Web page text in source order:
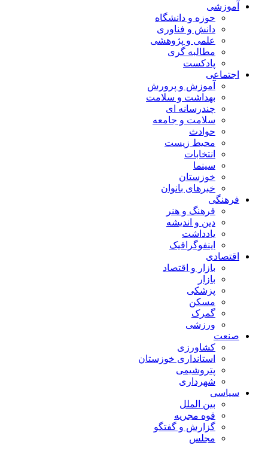
آموزشی
حوزه و دانشگاه
دانش و فناوری
علمی و پژوهشی
مطالبه گری
پادکست
اجتماعی
آموزش و پرورش
بهداشت و سلامت
چندرسانه ای
سلامت و جامعه
حوادث
محیط زیست
انتخابات
سینما
خوزستان
خبرهای بانوان
فرهنگی
فرهنگ و هنر
دین و اندیشه
یادداشت
اینفوگرافیک
اقتصادی
بازار و اقتصاد
بازار
پزشکی
مسکن
گمرک
ورزشی
صنعت
کشاورزی
استانداری خوزستان
پتروشیمی
شهرداری
سیاسی
بین الملل
قوه مجریه
گزارش و گفتگو
مجلس